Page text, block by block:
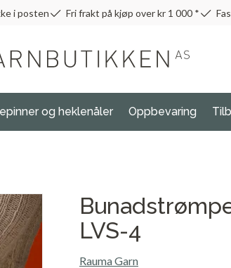
i posten Fri frakt på kjøp over kr 1 000 *
og heklenåler Oppbevaring
LVS-4
Rauma Garn